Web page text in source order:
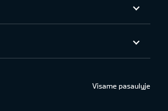
Visame pasaulyje